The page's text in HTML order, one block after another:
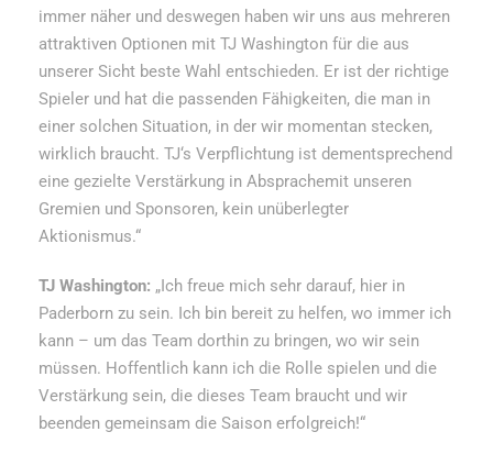
immer näher und deswegen haben wir uns aus mehreren
attraktiven Optionen mit TJ Washington für die aus
unserer Sicht beste Wahl entschieden. Er ist der richtige
Spieler und hat die passenden Fähigkeiten, die man in
einer solchen Situation, in der wir momentan stecken,
wirklich braucht. TJ‘s Verpflichtung ist dementsprechend
eine gezielte Verstärkung in Absprachemit unseren
Gremien und Sponsoren, kein unüberlegter
Aktionismus.“
TJ Washington: „Ich freue mich sehr darauf, hier in
Paderborn zu sein. Ich bin bereit zu helfen, wo immer ich
kann – um das Team dorthin zu bringen, wo wir sein
müssen. Hoffentlich kann ich die Rolle spielen und die
Verstärkung sein, die dieses Team braucht und wir
beenden gemeinsam die Saison erfolgreich!“